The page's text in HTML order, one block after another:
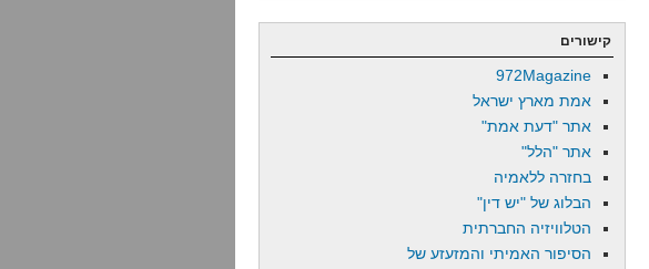
קישורים
972Magazine
אמת מארץ ישראל
אתר "דעת אמת"
אתר "הלל"
בחזרה ללאמיה
הבלוג של "יש דין"
הטלוויזיה החברתית
הסיפור האמיתי והמזעזע של